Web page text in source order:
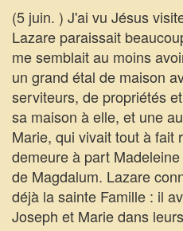
(5 juin. ) J'ai vu Jésus
Lazare paraissait
me semblait au moins
un grand étal de maison
serviteurs, de propriétés
sa maison à elle, et une
Marie, qui vivait tout à fait
demeure à part
de Magdalum. Lazare
déjà la sainte Famille : il
Joseph et Marie dans